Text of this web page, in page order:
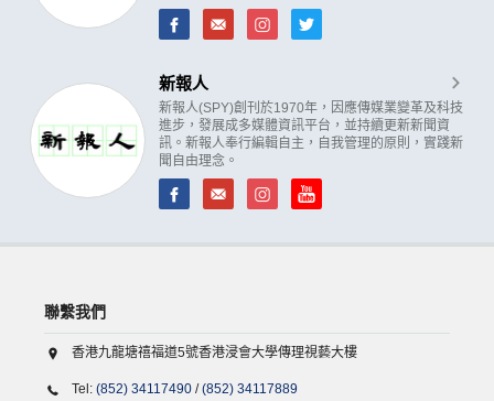
新報人
新報人(SPY)創刊於1970年，因應傳媒業變革及科技
進步，發展成多媒體資訊平台，並持續更新新聞資
訊。新報人奉行編輯自主，自我管理的原則，實踐新
聞自由理念。
聯繫我們
香港九龍塘禧福道5號香港浸會大學傳理視藝大樓
Tel: (852) 34117490 /(852) 34117889